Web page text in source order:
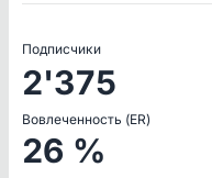
Подписчики
2'375
Вовлеченность (ER)
26 %